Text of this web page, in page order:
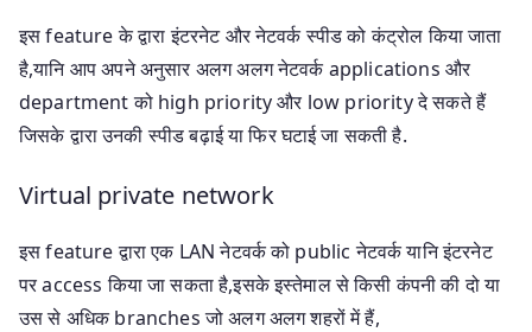
इस feature के द्वारा इंटरनेट और नेटवर्क स्पीड को कंट्रोल किया जाता
है,यानि आप अपने अनुसार अलग अलग नेटवर्क applications और
department को high priority और low priority दे सकते हैं
जिसके द्वारा उनकी स्पीड बढ़ाई या फिर घटाई जा सकती है.
Virtual private network
इस feature द्वारा एक LAN नेटवर्क को public नेटवर्क यानि इंटरनेट
पर access किया जा सकता है,इसके इस्तेमाल से किसी कंपनी की दो या
उस से अधिक branches जो अलग अलग शहरों में हैं,